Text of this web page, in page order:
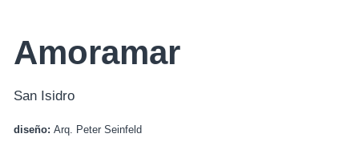
Amoramar
San Isidro
diseño: Arq. Peter Seinfeld